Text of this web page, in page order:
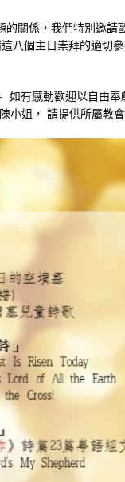
關係，我們特別邀請
八個主日崇拜的適切參
如有感動歡迎以自由
小姐， 請提供所屬教